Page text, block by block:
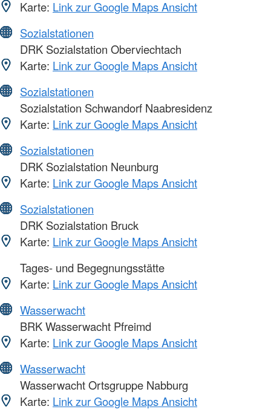
Karte: Link zur Google Maps Ansicht
Sozialstationen
DRK Sozialstation Oberviechtach
Karte: Link zur Google Maps Ansicht
Sozialstationen
Sozialstation Schwandorf Naabresidenz
Karte: Link zur Google Maps Ansicht
Sozialstationen
DRK Sozialstation Neunburg
Karte: Link zur Google Maps Ansicht
Sozialstationen
DRK Sozialstation Bruck
Karte: Link zur Google Maps Ansicht
Tages- und Begegnungsstätte
Karte: Link zur Google Maps Ansicht
Wasserwacht
BRK Wasserwacht Pfreimd
Karte: Link zur Google Maps Ansicht
Wasserwacht
Wasserwacht Ortsgruppe Nabburg
Karte: Link zur Google Maps Ansicht